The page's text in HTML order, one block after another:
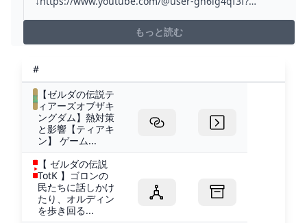
↓https://www.twitch.tv/totkrta◆ツイッター
↓https://twitter.com/home?lang...
もっと読む
#
【ゼルダの伝説テ
ィアーズオブザキ
ングダム】熱対策
と影響【ティアキ
ン】 ゲーム...
【 ゼルダの伝説
TotK 】ゴロンの
民たちに話しかけ
たり、オルディン
を歩き回る...